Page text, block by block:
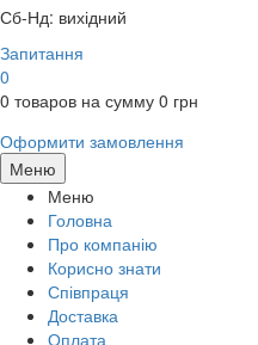
Сб-Нд: вихідний
Запитання
0
0 товаров на сумму 0 грн
Оформити замовлення
Меню
Меню
Головна
Про компанію
Корисно знати
Співпраця
Доставка
Оплата